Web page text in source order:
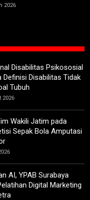
2026
Disabilitas Psikososial
Definisi Disabilitas Tidak
Tubuh
2026
Wakili Jatim pada
Sepak Bola Amputasi
AI, YPAB Surabaya
Digital Marketing